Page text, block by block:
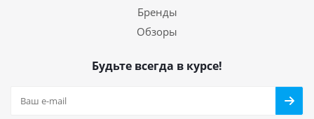
Бренды
Обзоры
Будьте всегда в курсе!